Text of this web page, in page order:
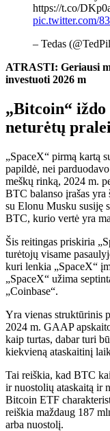
https://t.co/
pic.twitter.com/
– Tedas
ATRASTI: Geriausi
investuoti 2026 m
„Bitcoin“
neturėtų
„SpaceX“ pirmą kartą
papildė, nei
meškų rinką, 2024 m.
BTC balanso įrašas yra
su Elonu Musku susiję
BTC, kurio vertė yra
Šis reitingas priskiria
turėtojų visame
kuri lenkia „SpaceX“
„SpaceX“ užima
„Coinbase“.
Yra vienas struktūrinis
2024 m. GAAP
kaip turtas, dabar turi
kiekvieną ataskaitinį
Tai reiškia, kad BTC
ir nuostolių ataskaitą ir
Bitcoin ETF
reiškia maždaug 187
arba nuostolį.